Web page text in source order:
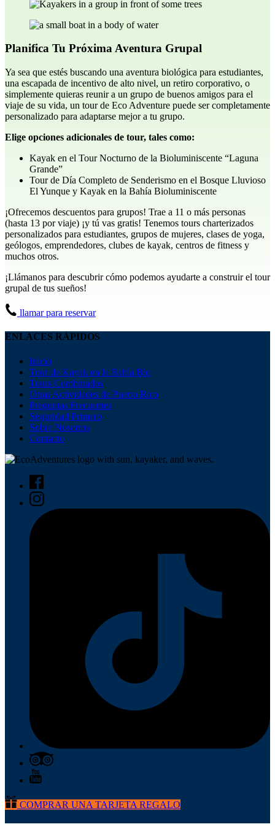
Planifica Tu Próxima Aventura Grupal
Ya sea que estés buscando una aventura biológica para estudiantes,
una escapada de incentivo de alto nivel, un retiro corporativo, o
simplemente quieras reunir a un grupo de buenos amigos para el
viaje de su vida, un tour de Eco Adventure puede ser completamente
personalizado para adaptarse mejor a tu grupo.
Elige opciones adicionales de tour, tales como:
Kayak en el Tour Nocturno de la Bioluminiscente “Laguna
Grande”
Tour de Día Completo de Senderismo en el Bosque Lluvioso
El Yunque y Kayak en la Bahía Bioluminiscente
¡Ofrecemos descuentos para grupos! Trae a 11 o más personas
(hasta 13 por viaje) ¡y tú vas gratis! Tenemos tours charterizados
personalizados para estudiantes, grupos de mujeres, clases de yoga,
geólogos, emprendedores, clubes de kayak, centros de fitness y
muchos otros.
¡Llámanos para descubrir cómo podemos ayudarte a construir el tour
grupal de tus sueños!
llamar para reservar
ENLACES RÁPIDOS
Inicio
Tour de Kayak en la Bahía Bio
Tours Combinados
Otras Actividades de Puerto Rico
Preguntas Frecuentes
Seguridad Primero
Sobre Nosotros
Contacto
COMPRAR UNA TARJETA REGALO